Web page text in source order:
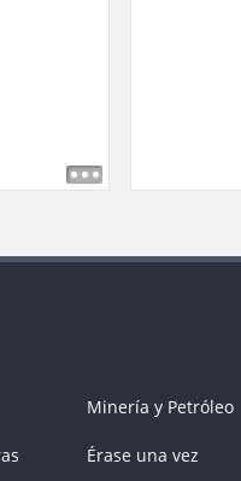
Minería y Petróleo
Érase una vez